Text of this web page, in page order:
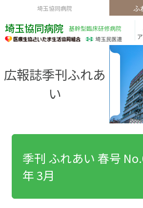
埼玉協同病院 ふ
埼玉協同病院
基幹型臨床研修病院
広報誌季刊ふれあ
い
季刊 ふれあい 春号
年 3月